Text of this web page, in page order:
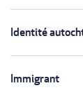
Identité
Immigrant